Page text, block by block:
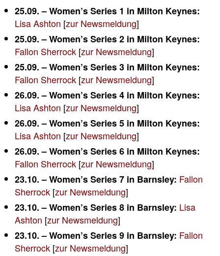
25.09. – Women’s Series 1 in Milton Keynes:
Lisa Ashton [zur Newsmeldung]
25.09. – Women’s Series 2 in Milton Keynes:
Fallon Sherrock [zur Newsmeldung]
25.09. – Women’s Series 3 in Milton Keynes:
Fallon Sherrock [zur Newsmeldung]
26.09. – Women’s Series 4 in Milton Keynes:
Lisa Ashton [zur Newsmeldung]
26.09. – Women’s Series 5 in Milton Keynes:
Lisa Ashton [zur Newsmeldung]
26.09. – Women’s Series 6 in Milton Keynes:
Fallon Sherrock [zur Newsmeldung]
23.10. – Women’s Series 7 in Barnsley: Fallon
Sherrock [zur Newsmeldung]
23.10. – Women’s Series 8 in Barnsley: Lisa
Ashton [zur Newsmeldung]
23.10. – Women’s Series 9 in Barnsley: Fallon
Sherrock [zur Newsmeldung]